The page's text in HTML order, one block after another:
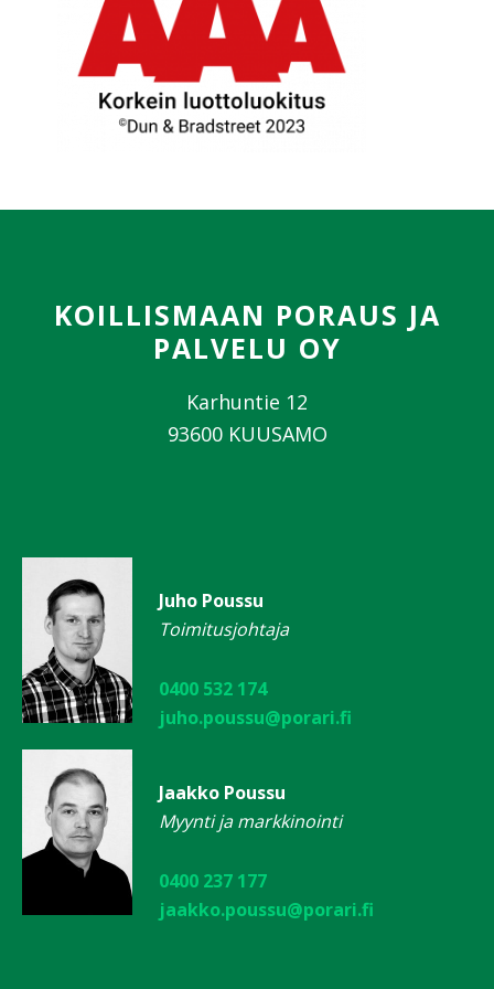
KOILLISMAAN PORAUS JA
PALVELU OY
Karhuntie 12
93600 KUUSAMO
Juho Poussu
Toimitusjohtaja
0400 532 174
juho.poussu@porari.fi
Jaakko Poussu
Myynti ja markkinointi
0400 237 177
jaakko.poussu@porari.fi